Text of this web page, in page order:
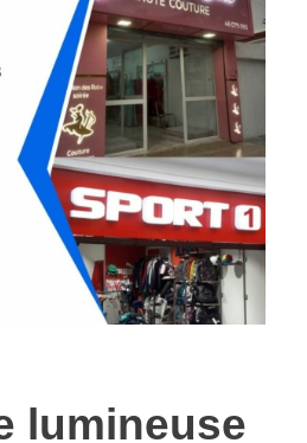
lumineuse